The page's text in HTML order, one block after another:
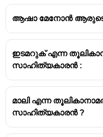
ആഷാ മേനോൻ ആരുടെ
ഇടമറുക് എന്ന
സാഹിത്യകാരൻ :
മാലി എന്ന
സാഹിത്യകാരൻ ?